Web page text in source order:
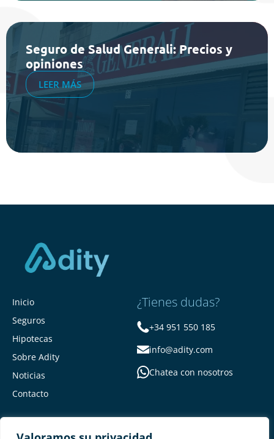
Seguro de Salud Generali: Precios y
opiniones
LEER MÁS
Inicio
Seguros
Hipotecas
Sobre Adity
Noticias
Contacto
¿Tienes dudas?
+34 951 550 185
info@adity.com
Chatea con nosotros